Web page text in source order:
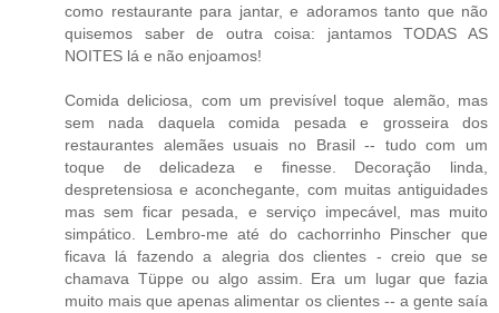
como restaurante para jantar, e adoramos tanto que não
quisemos saber de outra coisa: jantamos TODAS AS
NOITES lá e não enjoamos!
Comida deliciosa, com um previsível toque alemão, mas
sem nada daquela comida pesada e grosseira dos
restaurantes alemães usuais no Brasil -- tudo com um
toque de delicadeza e finesse. Decoração linda,
despretensiosa e aconchegante, com muitas antiguidades
mas sem ficar pesada, e serviço impecável, mas muito
simpático. Lembro-me até do cachorrinho Pinscher que
ficava lá fazendo a alegria dos clientes - creio que se
chamava Tüppe ou algo assim. Era um lugar que fazia
muito mais que apenas alimentar os clientes -- a gente saía